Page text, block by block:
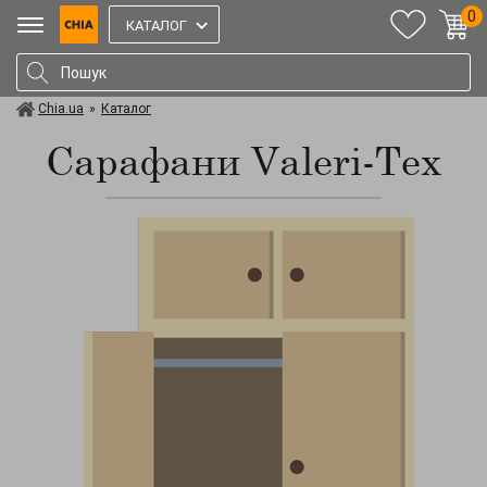
КАТАЛОГ
0
Chia.ua » Каталог
Сарафани Valeri-Tex